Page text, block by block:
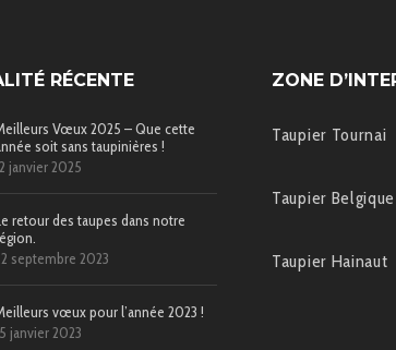
RÉCENTE
Vœux 2025 – Que cette
soit sans taupinières !
janvier 2025
retour des taupes dans notre
septembre 2023
vœux pour l’année 2023 !
janvier 2023
ZONE
Taupier Tournai
Taupier Belgique
Taupier Hainaut